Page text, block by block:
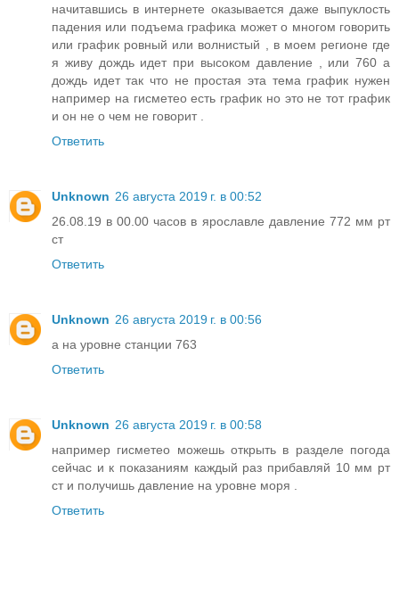
начитавшись в интернете оказывается даже выпуклость
падения или подъема графика может о многом говорить
или график ровный или волнистый , в моем регионе где
я живу дождь идет при высоком давление , или 760 а
дождь идет так что не простая эта тема график нужен
например на гисметео есть график но это не тот график
и он не о чем не говорит .
Ответить
Unknown 26 августа 2019 г. в 00:52
26.08.19 в 00.00 часов в ярославле давление 772 мм рт
ст
Ответить
Unknown 26 августа 2019 г. в 00:56
а на уровне станции 763
Ответить
Unknown 26 августа 2019 г. в 00:58
например гисметео можешь открыть в разделе погода
сейчас и к показаниям каждый раз прибавляй 10 мм рт
ст и получишь давление на уровне моря .
Ответить